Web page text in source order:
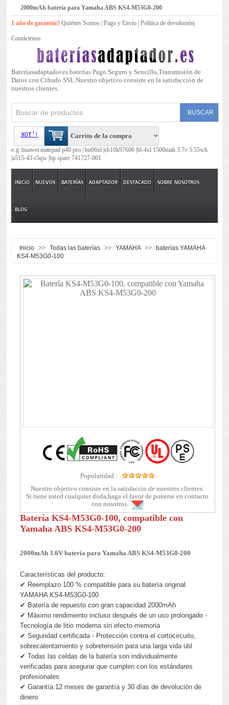
2000mAh batería para Yamaha ABS KS4-M53G0-200
1 año de garantía! |Quiénes Somos |Pago y Envío |Política de devolución
Contáctenos
Bateríasadaptador.es baterías Pago Seguro y Sencillo,Transmisión de
Datos con Cifrado SSL.Nuestro objetivo consiste en la satisfacción de
nuestros clientes.
Carrito de la compra
e.g:huawei matepad p40 pro |bn06xl |sb10k97606 |bl-4xl 1500mah 3.7v 5.55wh
|a515-43-r5qw |hp spare 741727-001
INICIO NUEVOS BATERÍAS ADAPTADOR DESTACADO SOBRE NOSOTROS
BLOG
Inicio >> Todas las baterías >> YAMAHA >>
baterías YAMAHA
KS4-M53G0-100
Popularidad :
Nuestro objetivo consiste en la satisfaccin de nuestros clientes.
Si tiene usted cualquier duda,haga el favor de ponerse en contacto
con nosotros.
Batería KS4-M53G0-100, compatible con
Yamaha ABS KS4-M53G0-200
2000mAh 3.6V batería para Yamaha ABS KS4-M53G0-200
Características del producto:
✔ Reemplazo 100 % compatible para su batería original
YAMAHA KS4-M53G0-100
✔ Batería de repuesto con gran capacidad 2000mAh
✔ Máximo rendimiento incluso después de un uso prolongado -
Tecnología de litio moderna sin efecto memoria
✔ Seguridad certificada - Protección contra el cortocircuito,
sobrecalentamiento y sobretensión para una larga vida útil
✔ Todas las celdas de la batería son individualmente
verificadas para asegurar que cumplen con los estándares
profesionales
✔ Garantía:12 meses de garantía y 30 días de devolución de
dinero